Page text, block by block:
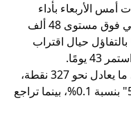
أمس الأربعاء بأداء
متباين، إذ أغلق مؤشر داو جونز الصناعي فوق مستوى 48 ألف
حيال اقتراب
يومًا.
وسجل المؤشر ارتفاعًا بنسبة 0.7% أي ما يعادل نحو 327 نقطة،
فيما صعد مؤشر "ستاندرد آند بورز 500" بنسبة 0.1%، بينما تراجع